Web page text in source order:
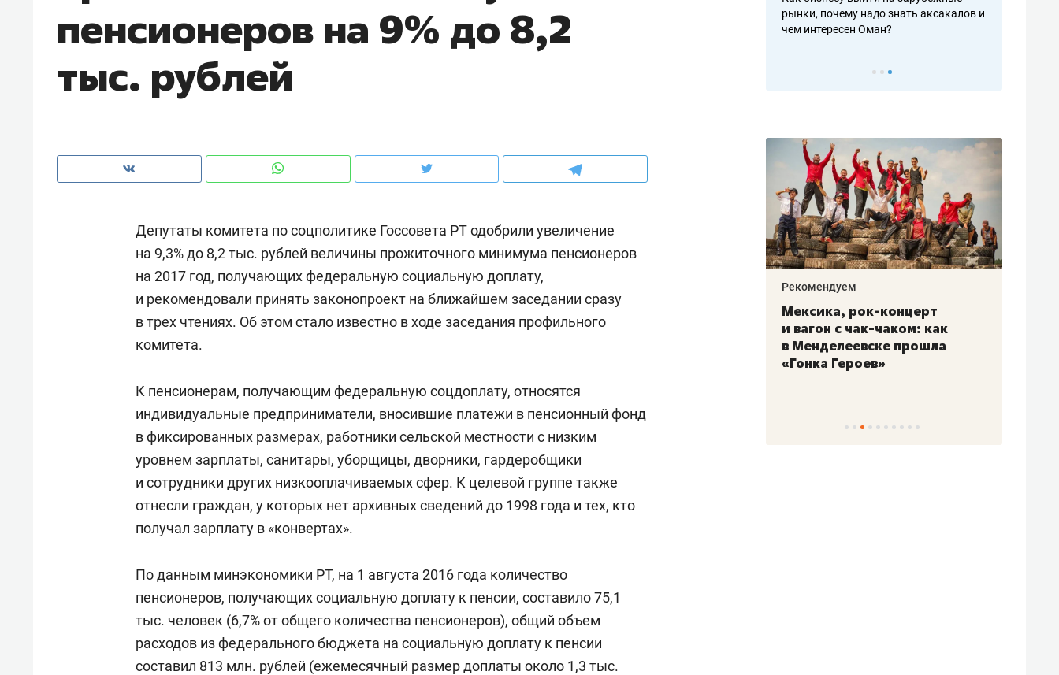
пенсионеров на 9% до 8,2
тыс. рублей
Депутаты комитета по соцполитике Госсовета РТ одобрили увеличение
на 9,3% до 8,2 тыс. рублей величины прожиточного минимума пенсионеров
на 2017 год, получающих федеральную социальную доплату,
и рекомендовали принять законопроект на ближайшем заседании сразу
в трех чтениях. Об этом стало известно в ходе заседания профильного
комитета.
К пенсионерам, получающим федеральную соцдоплату, относятся
индивидуальные предприниматели, вносившие платежи в пенсионный фонд
в фиксированных размерах, работники сельской местности с низким
уровнем зарплаты, санитары, уборщицы, дворники, гардеробщики
и сотрудники других низкооплачиваемых сфер. К целевой группе также
отнесли граждан, у которых нет архивных сведений до 1998 года и тех, кто
получал зарплату в «конвертах».
По данным минэкономики РТ, на 1 августа 2016 года количество
пенсионеров, получающих социальную доплату к пенсии, составило 75,1
тыс. человек (6,7% от общего количества пенсионеров), общий объем
расходов из федерального бюджета на социальную доплату к пенсии
составил 813 млн. рублей (ежемесячный размер доплаты около 1,3 тыс.
чем интересен Оман?
о трехкратном росте цен, дотошных
клиентах и чудных запросах мастеров
рынки, почему надо знать аксакалов и
чем интересен Оман?
Как ГК «МИР ГРУПП» и ВТБ
создают оазис жилого
комфорта под Казанью
Рекомендуем
150 камер до квартиры и Face
ID вместо ключа: какой будет
Опыт выживания в дикой
природе, работа
Рекомендуем
Мексика, рок-концерт
и вагон с чак-чаком: как
в Менделеевске прошла
«Гонка Героев»